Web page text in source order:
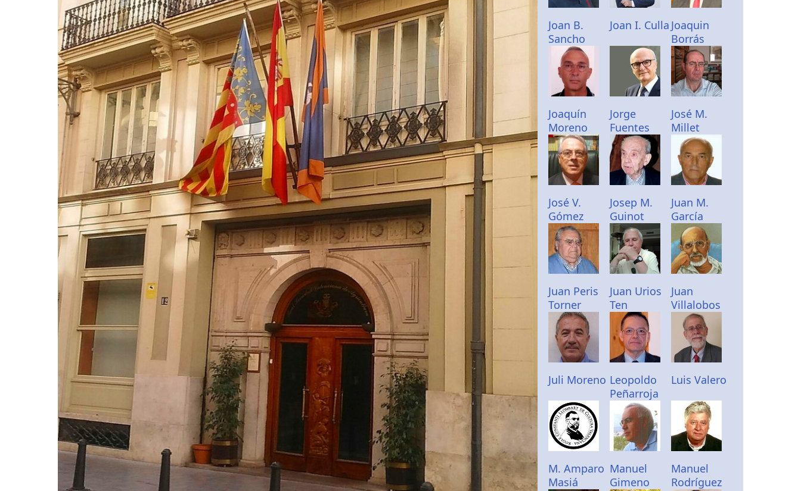
Joan B.
Sancho
Joan I. Culla Joaquin
Borrás
Joaquín
Moreno
Jorge
Fuentes
José M.
Millet
José V.
Gómez
Josep M.
Guinot
Juan M.
García
Juan Peris
Torner
Juan Urios
Ten
Juan
Villalobos
Juli Moreno Leopoldo
Peñarroja
Luis Valero
M. Amparo
Masiá
Manuel
Gimeno
Manuel
Rodríguez